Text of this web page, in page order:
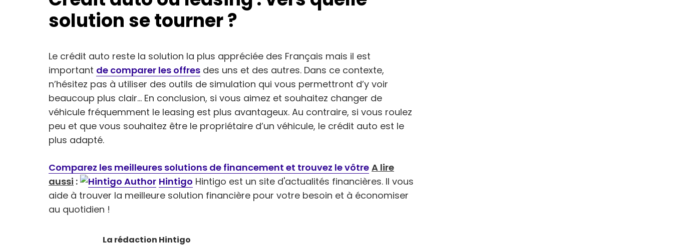
solution se tourner ?
Le crédit auto reste la solution la plus appréciée des Français mais il est
important de comparer les offres des uns et des autres. Dans ce contexte,
n’hésitez pas à utiliser des outils de simulation qui vous permettront d’y voir
beaucoup plus clair… En conclusion, si vous aimez et souhaitez changer de
véhicule fréquemment le leasing est plus avantageux. Au contraire, si vous roulez
peu et que vous souhaitez être le propriétaire d’un véhicule, le crédit auto est le
plus adapté.
Comparez les meilleures solutions de financement et trouvez le vôtre A lire
aussi : Hintigo Hintigo est un site d'actualités financières. Il vous
aide à trouver la meilleure solution financière pour votre besoin et à économiser
au quotidien !
La rédaction Hintigo